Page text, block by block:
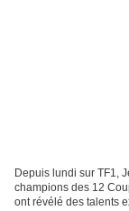
Depuis lundi sur TF1,
champions des 12
ont révélé des talents